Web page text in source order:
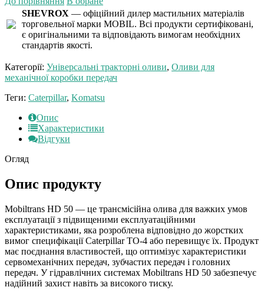
SHEVROX — офіційний дилер мастильних матеріалів
торговельної марки MOBIL. Всі продукти сертифіковані,
є оригінальними та відповідають вимогам необхідних
стандартів якості.
Категорії: Універсальні тракторні оливи, Оливи для
механічної коробки передач
Теги: Caterpillar, Komatsu
Опис
Характеристики
Відгуки
Огляд
Опис продукту
Mobiltrans HD 50 — це трансмісійна олива для важких умов
експлуатації з підвищеними експлуатаційними
характеристиками, яка розроблена відповідно до жорстких
вимог специфікації Caterpillar TO-4 або перевищує їх. Продукт
має поєднання властивостей, що оптимізує характеристики
сервомеханічних передач, зубчастих передач і головних
передач. У гідравлічних системах Mobiltrans HD 50 забезпечує
надійний захист навіть за високого тиску.